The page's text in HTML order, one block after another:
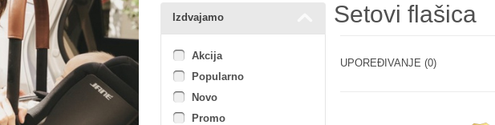
Izdvajamo
Akcija
Popularno
Novo
Promo
Setovi flašica
UPOREĐIVANJE (0)